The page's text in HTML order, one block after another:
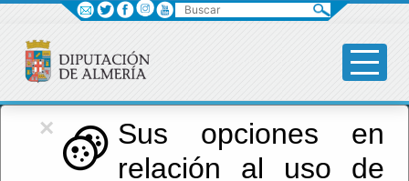
×
Sus opciones en
relación al uso de
Diputación
Buscar